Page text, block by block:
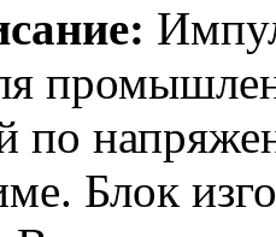
по
Блок